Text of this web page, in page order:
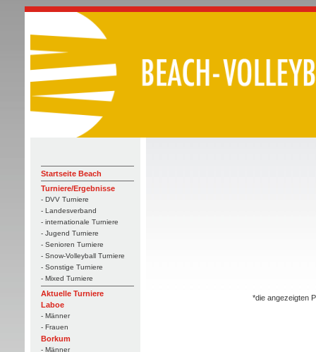
Startseite Beach
Turniere/Ergebnisse
- DVV Turniere
- Landesverband
- internationale Turniere
- Jugend Turniere
- Senioren Turniere
- Snow-Volleyball Turniere
- Sonstige Turniere
- Mixed Turniere
Aktuelle Turniere
Laboe
- Männer
- Frauen
Borkum
- Männer
*die angezeigten